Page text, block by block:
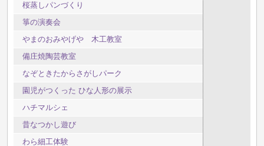
桜蒸しパンづくり
箏の演奏会
やまのおみやげや 木工教室
備庄焼陶芸教室
なぞときたからさがしパーク
園児がつくった ひな人形の展示
ハチマルシェ
昔なつかし遊び
わら細工体験